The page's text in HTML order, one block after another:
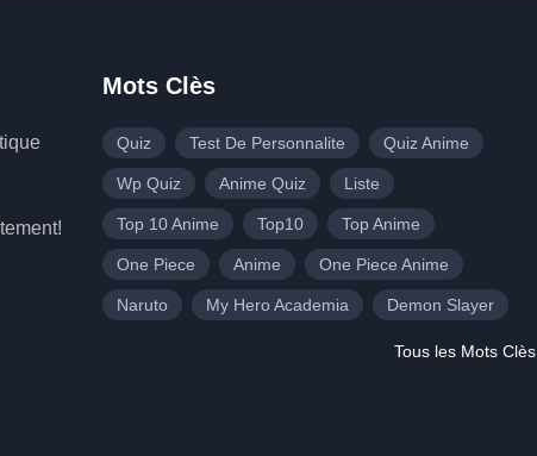
Mots Clès
Quiz Test De Personnalite Quiz Anime
Wp Quiz Anime Quiz Liste
Top 10 Anime Top10 Top Anime
One Piece Anime One Piece Anime
Naruto My Hero Academia Demon Slayer
Tous les Mots Clès